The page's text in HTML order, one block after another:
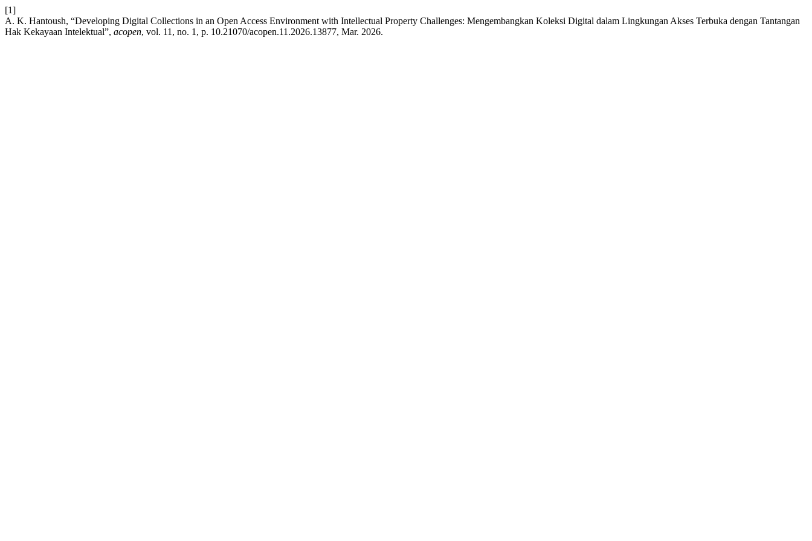
[1]
A. K. Hantoush, “Developing Digital Collections in an Open Access Environment with Intellectual Property Challenges: Mengembangkan Koleksi Digital dalam Lingkungan Akses Terbuka dengan Tantangan
Hak Kekayaan Intelektual”, acopen, vol. 11, no. 1, p. 10.21070/acopen.11.2026.13877, Mar. 2026.